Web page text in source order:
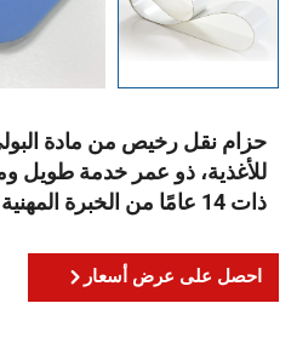
حزام نقل رخيص من مادة
للأغذية، ذو عمر خدمة طويل
ذات 14 عامًا من الخبرة المهنية في التصنيع
احصل على عرض أسعار